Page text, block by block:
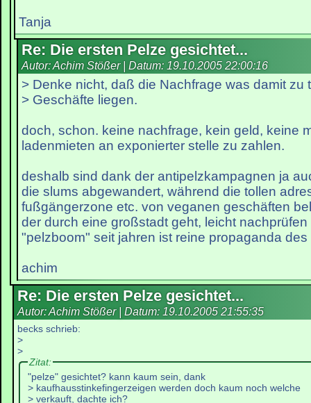
Tanja
Re: Die ersten Pelze gesichtet...
Autor: Achim Stößer | Datum: 19.10.2005 22:00:16
> Denke nicht, daß die Nachfrage was damit zu
> Geschäfte liegen.
doch, schon. keine nachfrage, kein geld, keine
ladenmieten an exponierter stelle zu zahlen.
deshalb sind dank der antipelzkampagnen ja
die slums abgewandert, während die tollen
fußgängerzone etc. von veganen geschäften
der durch eine großstadt geht, leicht
"pelzboom" seit jahren ist reine propaganda des
achim
Re: Die ersten Pelze gesichtet...
Autor: Achim Stößer | Datum: 19.10.2005 21:55:35
becks schrieb:
>
>
Zitat:
"pelze" gesichtet? kann kaum sein, dank
> kaufhausstinkefingerzeigen werden doch kaum noch welche
> verkauft, dachte ich?